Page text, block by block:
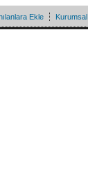
Ekle Kurumsal